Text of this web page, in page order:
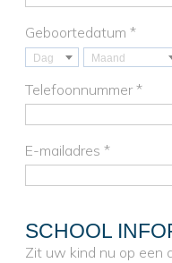
Geboortedatum *
Dag Maand
Telefoonnummer *
E-mailadres *
SCHOOL
Zit uw kind nu op een